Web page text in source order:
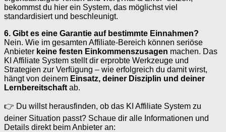
bekommst du hier ein System, das möglichst viel
standardisiert und beschleunigt.
6. Gibt es eine Garantie auf bestimmte Einnahmen?
Nein. Wie im gesamten Affiliate-Bereich können seriöse
Anbieter keine festen Einkommenszusagen machen. Das
KI Affiliate System stellt dir erprobte Werkzeuge und
Strategien zur Verfügung – wie erfolgreich du damit wirst,
hängt von deinem Einsatz, deiner Disziplin und deiner
Lernbereitschaft ab.
👉 Du willst herausfinden, ob das KI Affiliate System zu
deiner Situation passt? Schaue dir alle Informationen und
Details direkt beim Anbieter an: